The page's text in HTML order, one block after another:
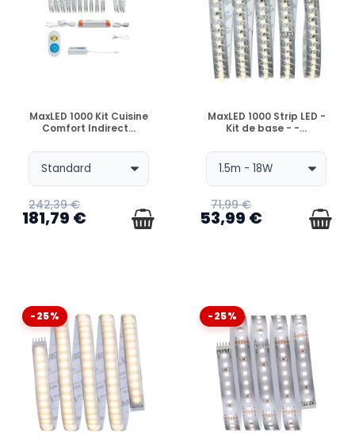
EN STOCK
MaxLED 1000 Kit Cuisine
Comfort Indirect...
242,39 €
181,79 €
EN STOCK
MaxLED 1000 Strip LED -
Kit de base - -...
71,99 €
53,99 €
-25% -25%